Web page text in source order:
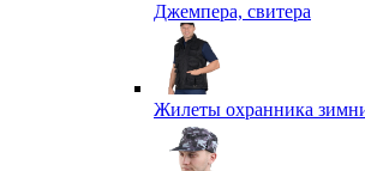
Джемпера, свитера
Жилеты охранника